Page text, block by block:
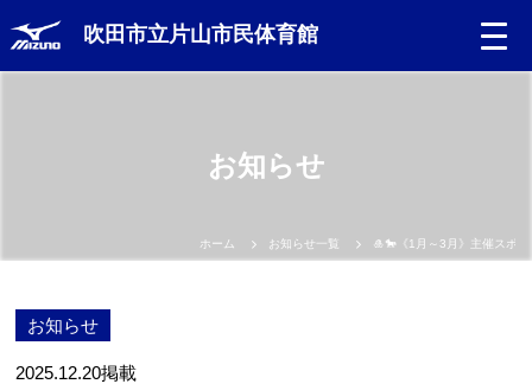
吹田市立片山市民体育館
お知らせ
ホーム お知らせ一覧 🎍🐎《1月～3月》主催スポ
お知らせ
2025.12.20掲載